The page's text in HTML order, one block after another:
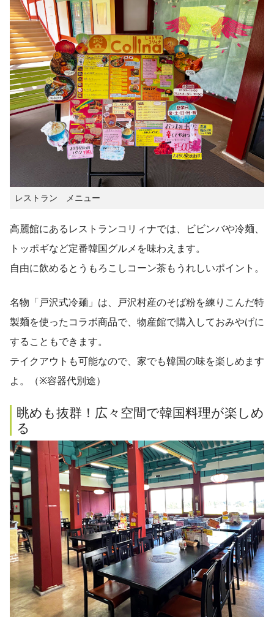
レストラン メニュー
高麗館にあるレストランコリィナでは、ビビンバや冷麺、
トッポギなど定番韓国グルメを味わえます。
自由に飲めるとうもろこしコーン茶もうれしいポイント。
名物「戸沢式冷麺」は、戸沢村産のそば粉を練りこんだ特
製麺を使ったコラボ商品で、物産館で購入しておみやげに
することもできます。
テイクアウトも可能なので、家でも韓国の味を楽しめます
よ。（※容器代別途）
眺めも抜群！広々空間で韓国料理が楽しめ
る